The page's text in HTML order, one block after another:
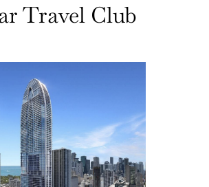
Travel Club